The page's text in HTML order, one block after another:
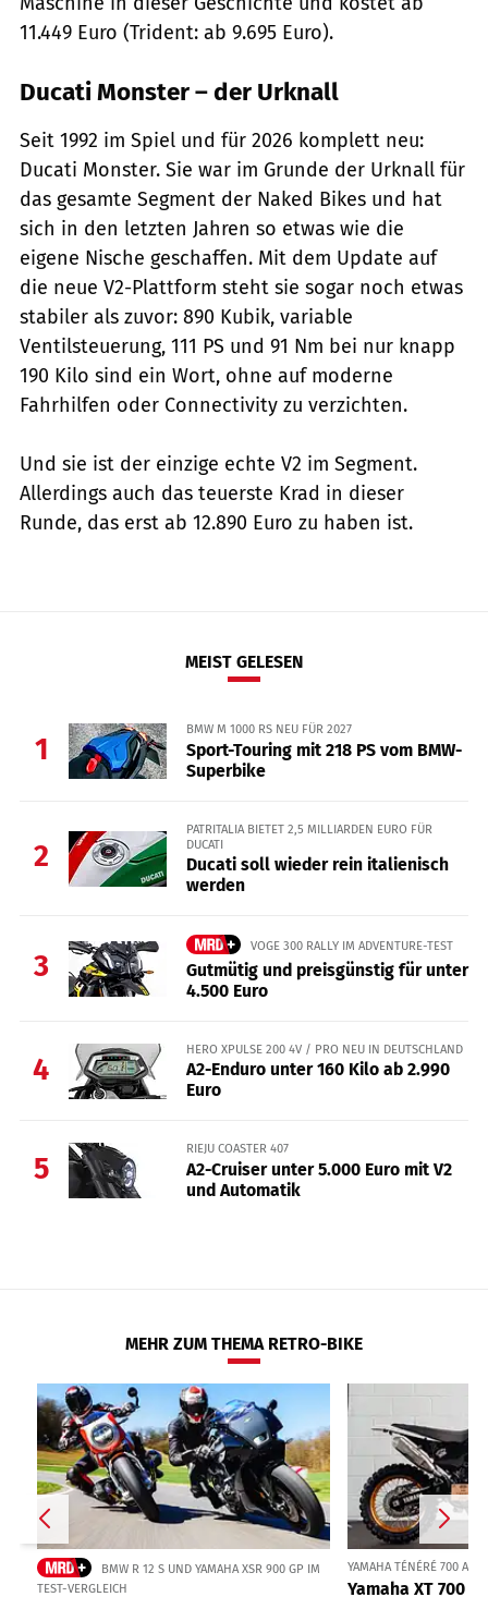
11.449 Euro (Trident: ab 9.695 Euro).
Ducati Monster – der Urknall
Seit 1992 im Spiel und für 2026 komplett neu:
Ducati Monster. Sie war im Grunde der Urknall für
das gesamte Segment der Naked Bikes und hat
sich in den letzten Jahren so etwas wie die
eigene Nische geschaffen. Mit dem Update auf
die neue V2-Plattform steht sie sogar noch etwas
stabiler als zuvor: 890 Kubik, variable
Ventilsteuerung, 111 PS und 91 Nm bei nur knapp
190 Kilo sind ein Wort, ohne auf moderne
Fahrhilfen oder Connectivity zu verzichten.
Und sie ist der einzige echte V2 im Segment.
Allerdings auch das teuerste Krad in dieser
Runde, das erst ab 12.890 Euro zu haben ist.
MEIST GELESEN
1
BMW M 1000 RS NEU FÜR 2027
Sport-Touring mit 218 PS vom BMW-
Superbike
2
PATRITALIA BIETET 2,5 MILLIARDEN EURO FÜR
DUCATI
Ducati soll wieder rein italienisch
werden
3
VOGE 300 RALLY IM ADVENTURE-TEST
Gutmütig und preisgünstig für unter
4.500 Euro
4
HERO XPULSE 200 4V / PRO NEU IN DEUTSCHLAND
A2-Enduro unter 160 Kilo ab 2.990
Euro
5
RIEJU COASTER 407
A2-Cruiser unter 5.000 Euro mit V2
und Automatik
MEHR ZUM THEMA RETRO-BIKE
BMW R 12 S UND YAMAHA XSR 900 GP IM
TEST-VERGLEICH
YAMAHA TÉNÉRÉ 700
Yamaha XT 700